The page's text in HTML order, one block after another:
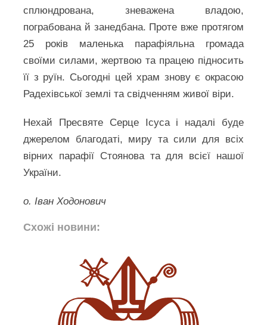
сплюндрована, зневажена владою,
пограбована й занедбана. Проте вже протягом
25 років маленька парафіяльна громада
своїми силами, жертвою та працею підносить
її з руїн. Сьогодні цей храм знову є окрасою
Радехівської землі та свідченням живої віри.
Нехай Пресвяте Серце Ісуса і надалі буде
джерелом благодаті, миру та сили для всіх
вірних парафії Стоянова та для всієї нашої
України.
о. Іван Ходонович
Схожі новини: